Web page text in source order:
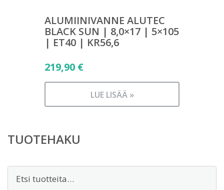
ALUMIINIVANNE ALUTEC
BLACK SUN | 8,0×17 | 5×105
| ET40 | KR56,6
219,90 €
LUE LISÄÄ »
TUOTEHAKU